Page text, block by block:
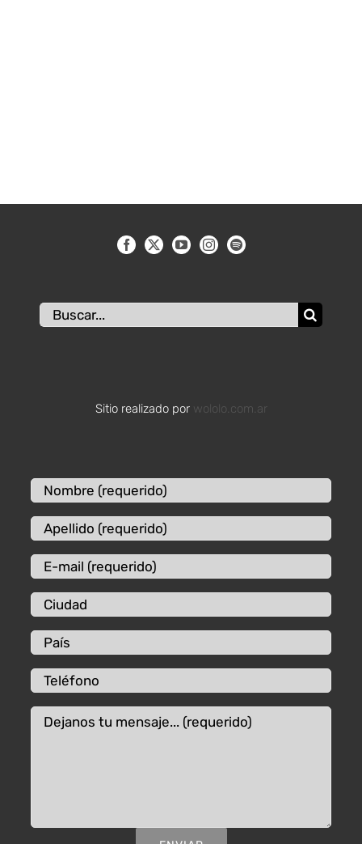
Buscar:
Sitio realizado por wololo.com.ar